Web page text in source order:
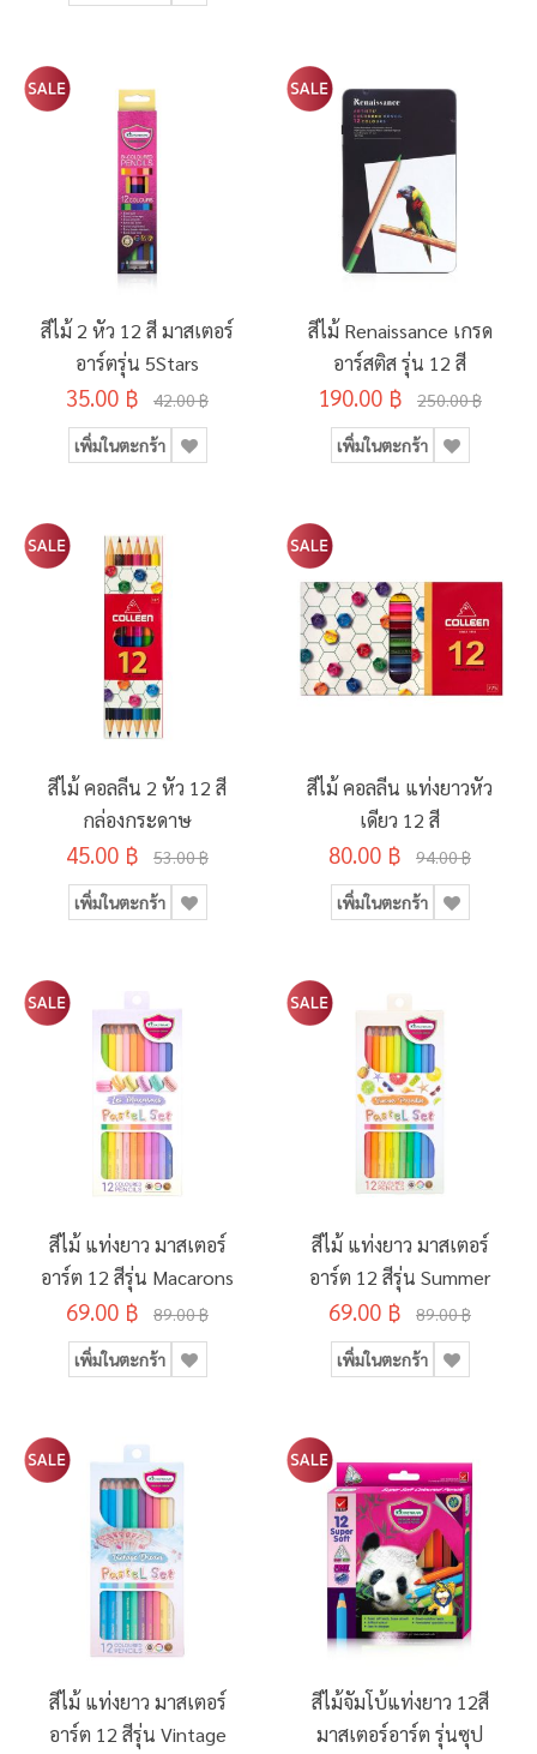
สีไม้ 2 หัว 12 สี มาสเตอร์
อาร์ตรุ่น 5Stars
35.00 ฿ 42.00 ฿
เพิ่มในตะกร้า
สีไม้ Renaissance เกรด
อาร์สติส รุ่น 12 สี
190.00 ฿ 250.00 ฿
เพิ่มในตะกร้า
สีไม้ คอลลีน 2 หัว 12 สี
กล่องกระดาษ
45.00 ฿ 53.00 ฿
เพิ่มในตะกร้า
สีไม้ คอลลีน แท่งยาวหัว
เดียว 12 สี
80.00 ฿ 94.00 ฿
เพิ่มในตะกร้า
สีไม้ แท่งยาว มาสเตอร์
อาร์ต 12 สีรุ่น Macarons
69.00 ฿ 89.00 ฿
เพิ่มในตะกร้า
สีไม้ แท่งยาว มาสเตอร์
อาร์ต 12 สีรุ่น Summer
69.00 ฿ 89.00 ฿
เพิ่มในตะกร้า
สีไม้ แท่งยาว มาสเตอร์
อาร์ต 12 สีรุ่น Vintage
สีไม้จัมโบ้แท่งยาว 12สี
มาสเตอร์อาร์ต รุ่นซุป